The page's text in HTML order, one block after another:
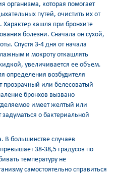
организма, которая помогает
путей, очистить их от
кашля при бронхите
болезни. Сначала он сухой,
Спустя 3-4 дня от начала
и мокроту откашлять
увеличивается ее объем.
определения возбудителя
прозрачный или белесоватый
бронхов вызвано
имеет желтый или
задуматься о бактериальной
В большинстве случаев
38-38,5 градусов по
температуру не
самостоятельно справиться